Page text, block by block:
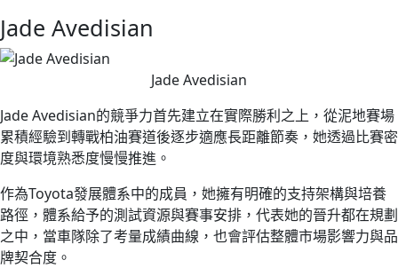
Jade Avedisian
Jade Avedisian
Jade Avedisian的競爭力首先建立在實際勝利之上，從泥地賽場
累積經驗到轉戰柏油賽道後逐步適應長距離節奏，她透過比賽密
度與環境熟悉度慢慢推進。
作為Toyota發展體系中的成員，她擁有明確的支持架構與培養
路徑，體系給予的測試資源與賽事安排，代表她的晉升都在規劃
之中，當車隊除了考量成績曲線，也會評估整體市場影響力與品
牌契合度。